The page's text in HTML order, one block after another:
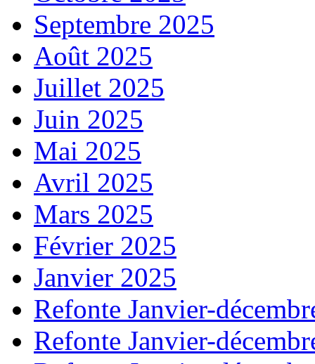
Septembre 2025
Août 2025
Juillet 2025
Juin 2025
Mai 2025
Avril 2025
Mars 2025
Février 2025
Janvier 2025
Refonte Janvier-
Refonte Janvier-